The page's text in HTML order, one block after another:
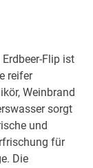
Flip ist
reifer
Weinbrand
sorgt
und
für
Die